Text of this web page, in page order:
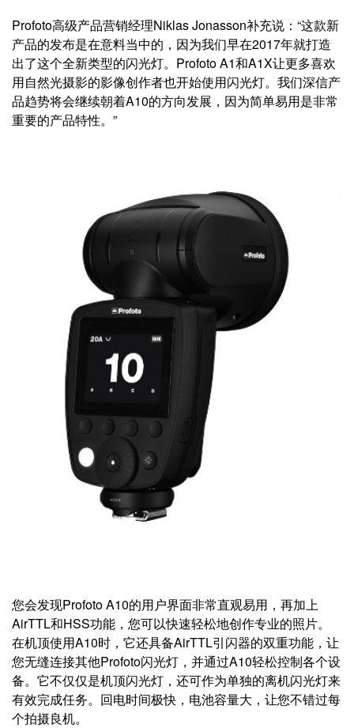
Profoto高级产品营销经理Niklas Jonasson补充说：“这款新
产品的发布是在意料当中的，因为我们早在2017年就打造
出了这个全新类型的闪光灯。Profoto A1和A1X让更多喜欢
用自然光摄影的影像创作者也开始使用闪光灯。我们深信产
品趋势将会继续朝着A10的方向发展，因为简单易用是非常
重要的产品特性。”
您会发现Profoto A10的用户界面非常直观易用，再加上
AirTTL和HSS功能，您可以快速轻松地创作专业的照片。
在机顶使用A10时，它还具备AirTTL引闪器的双重功能，让
您无缝连接其他Profoto闪光灯，并通过A10轻松控制各个设
备。它不仅仅是机顶闪光灯，还可作为单独的离机闪光灯来
有效完成任务。回电时间极快，电池容量大，让您不错过每
个拍摄良机。